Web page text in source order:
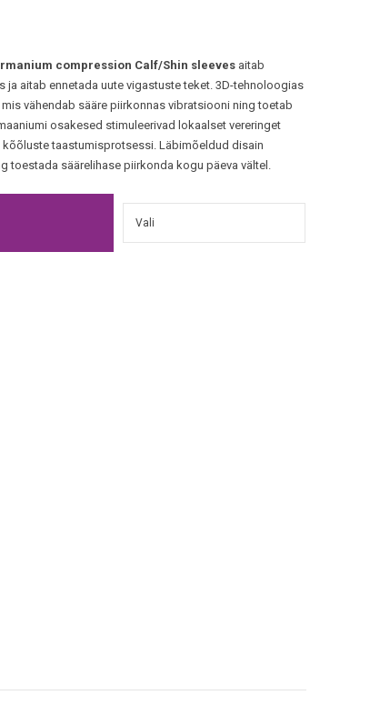
compression Calf/Shin sleeves aitab
ja aitab ennetada uute vigastuste teket. 3D-tehnoloogias
vähendab sääre piirkonnas vibratsiooni ning toetab
osakesed stimuleerivad lokaalset vereringet
taastumisprotsessi. Läbimõeldud disain
toestada säärelihase piirkonda kogu päeva vältel.